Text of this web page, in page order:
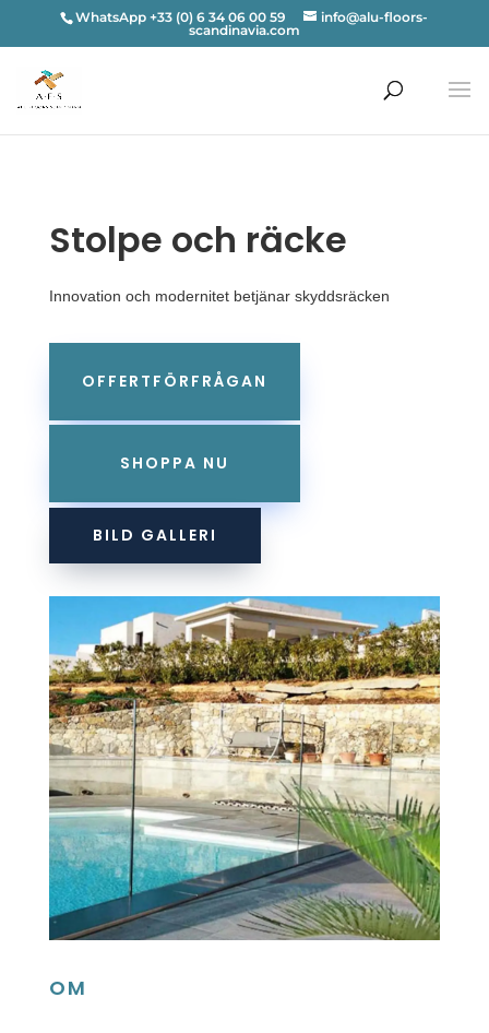
WhatsApp +33 (0) 6 34 06 00 59
info@alu-floors-
scandinavia.com
Stolpe och räcke
Innovation och modernitet betjänar skyddsräcken
OFFERTFÖRFRÅGAN
SHOPPA NU
BILD GALLERI
OM